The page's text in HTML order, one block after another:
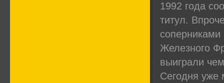
1992 года
титул.
Железного
выиграли
Сегодня уже